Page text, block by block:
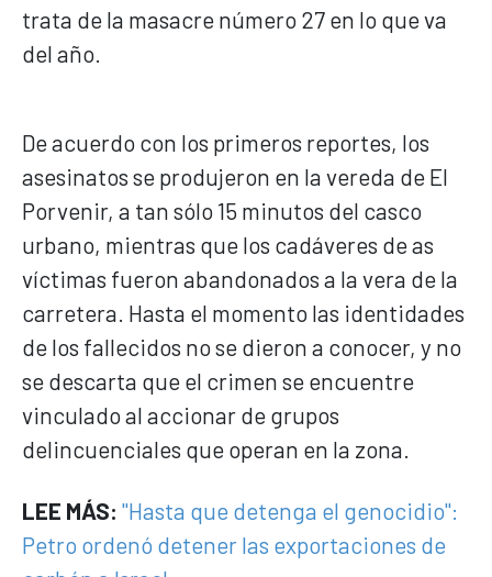
trata de la masacre número 27 en lo que va
del año.
De acuerdo con los primeros reportes, los
asesinatos se produjeron en la vereda de El
Porvenir, a tan sólo 15 minutos del casco
urbano, mientras que los cadáveres de as
víctimas fueron abandonados a la vera de la
carretera. Hasta el momento las identidades
de los fallecidos no se dieron a conocer, y no
se descarta que el crimen se encuentre
vinculado al accionar de grupos
delincuenciales que operan en la zona.
LEE MÁS: "Hasta que detenga el genocidio":
Petro ordenó detener las exportaciones de